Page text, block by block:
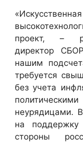
проект, –
директор
нашим
требуется
без учета
неурядицами.
на поддержку
стороны